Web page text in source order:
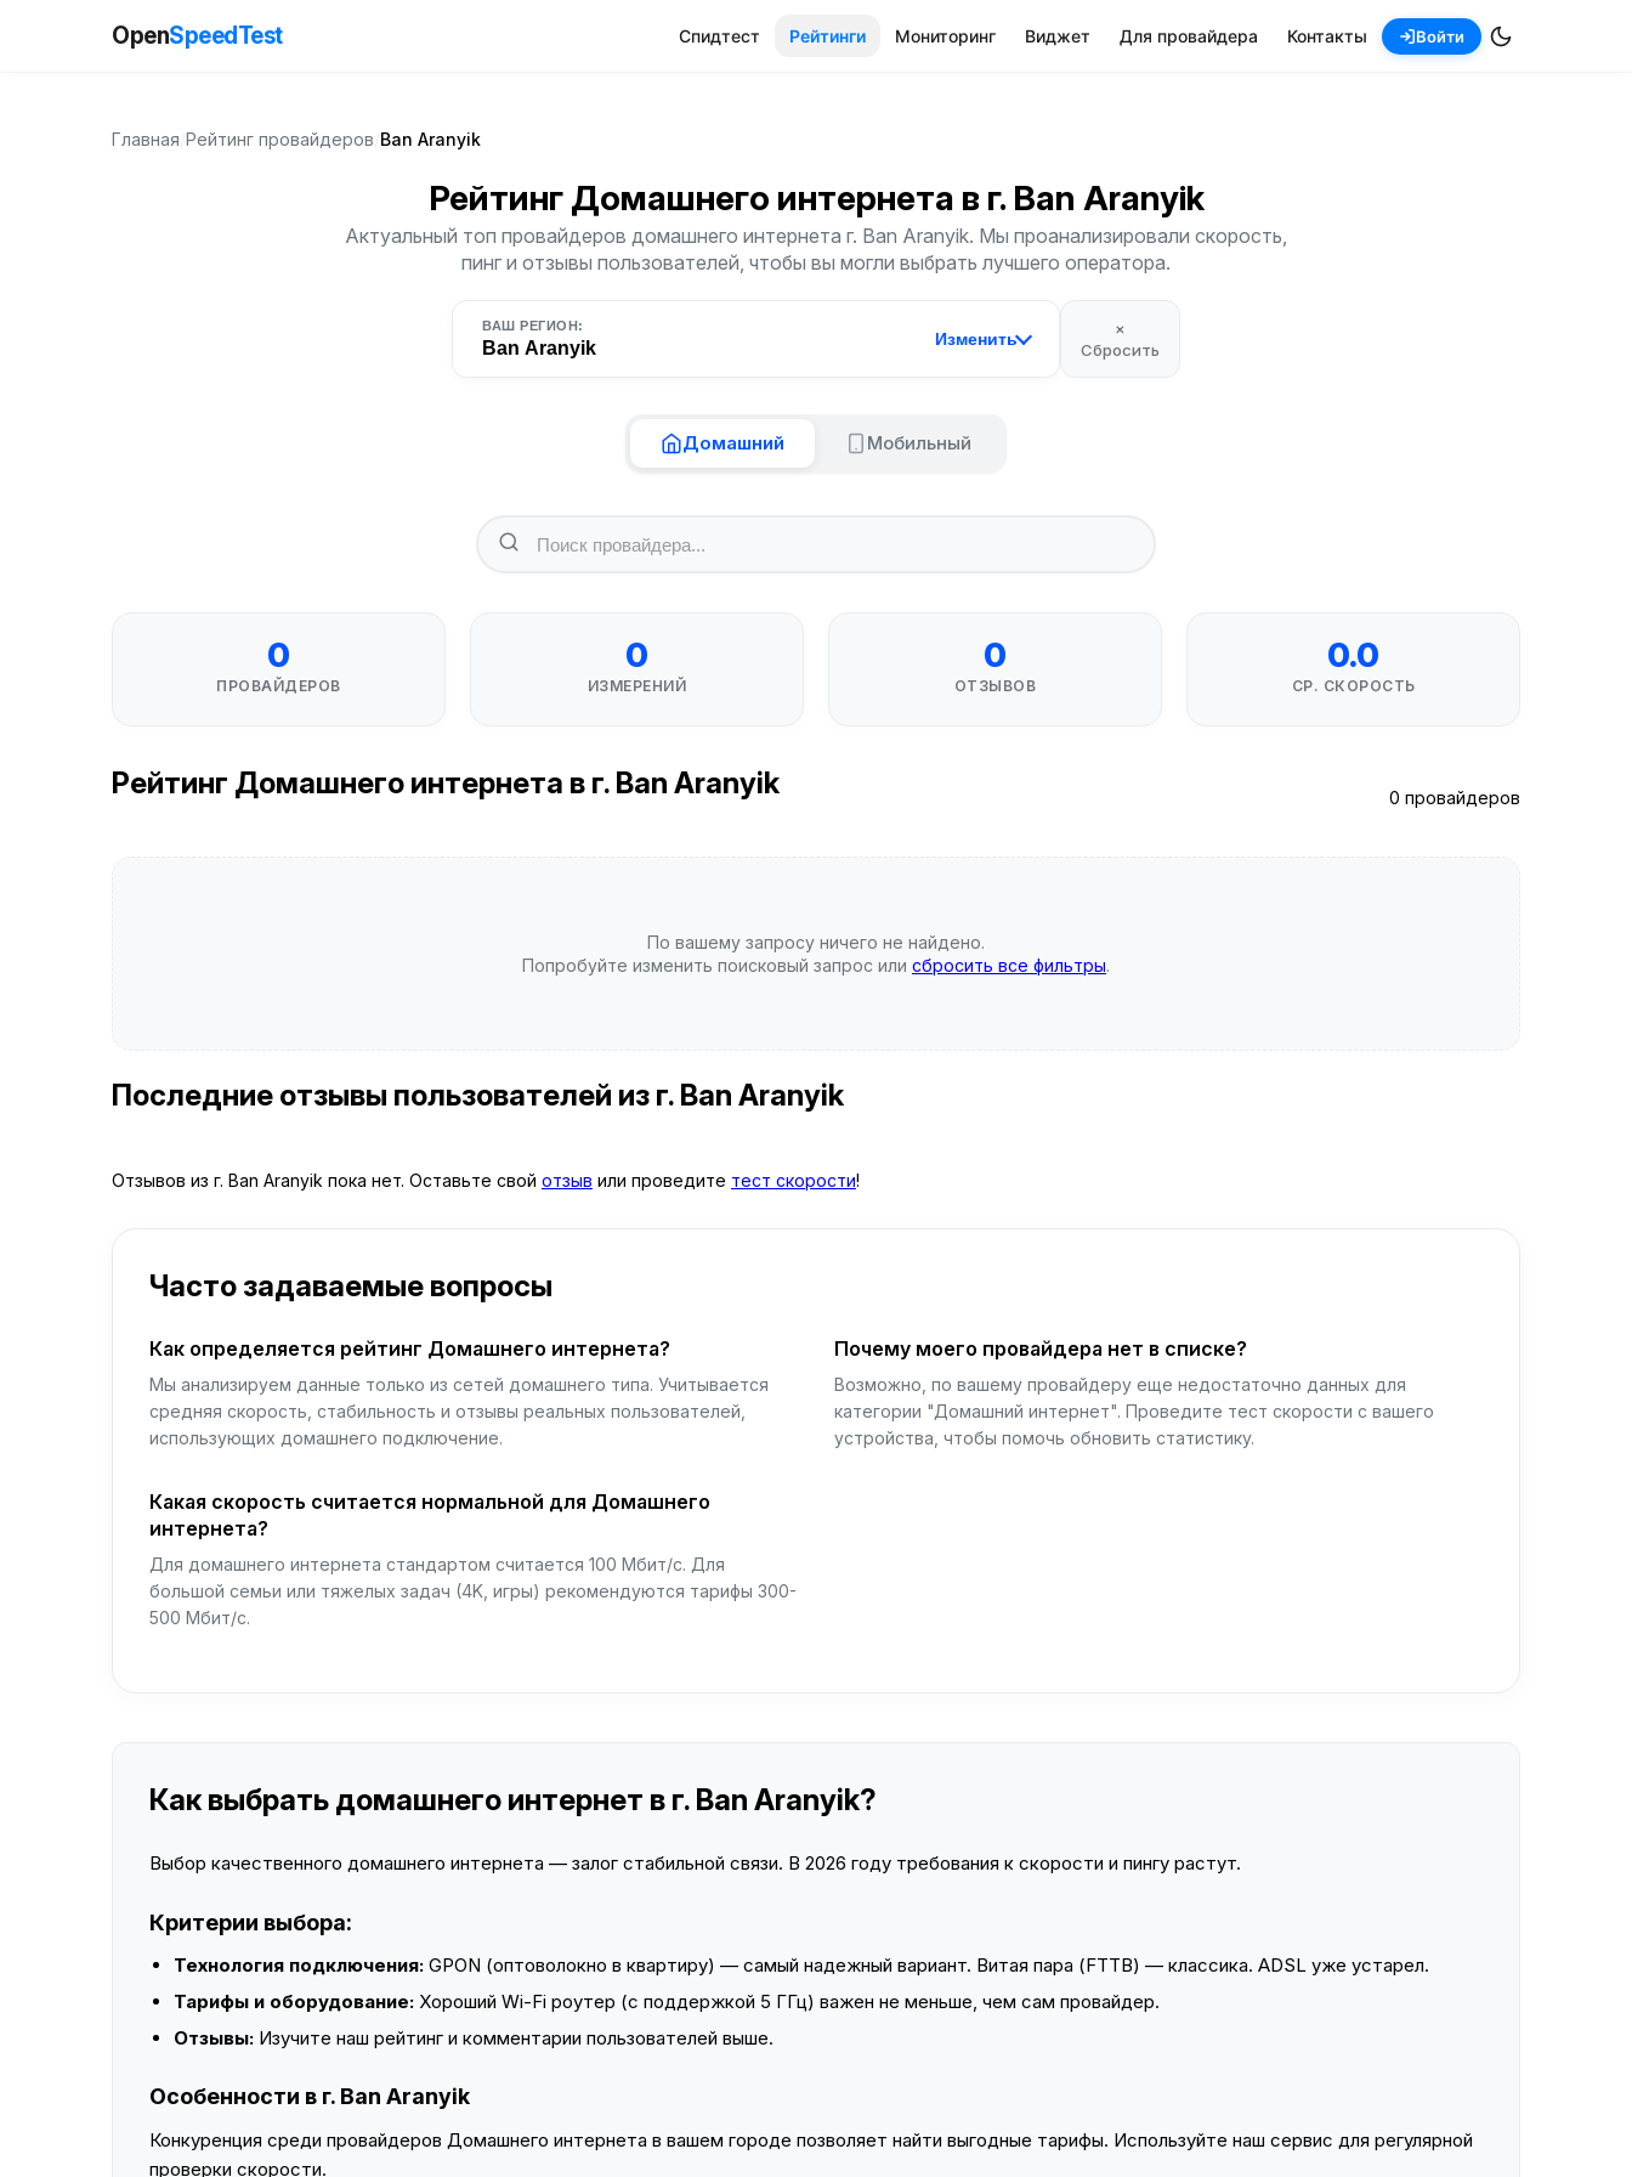
OpenSpeedTest Спидтест Рейтинги Мониторинг Виджет Для провайдера Контакты Войти
Главная Рейтинг провайдеров Ban Aranyik
Рейтинг Домашнего интернета в г. Ban Aranyik
Актуальный топ провайдеров домашнего интернета г. Ban Aranyik. Мы проанализировали скорость,
пинг и отзывы пользователей, чтобы вы могли выбрать лучшего оператора.
ВАШ РЕГИОН:
Ban Aranyik Изменить
×
Сбросить
Домашний Мобильный
0
ПРОВАЙДЕРОВ
0
ИЗМЕРЕНИЙ
0
ОТЗЫВОВ
0.0
СР. СКОРОСТЬ
Рейтинг Домашнего интернета в г. Ban Aranyik 0 провайдеров
По вашему запросу ничего не найдено.
Попробуйте изменить поисковый запрос или сбросить все фильтры.
Последние отзывы пользователей из г. Ban Aranyik
Отзывов из г. Ban Aranyik пока нет. Оставьте свой отзыв или проведите тест скорости!
Часто задаваемые вопросы
Как определяется рейтинг Домашнего интернета?
Мы анализируем данные только из сетей домашнего типа. Учитывается
средняя скорость, стабильность и отзывы реальных пользователей,
использующих домашнего подключение.
Почему моего провайдера нет в списке?
Возможно, по вашему провайдеру еще недостаточно данных для
категории "Домашний интернет". Проведите тест скорости с вашего
устройства, чтобы помочь обновить статистику.
Какая скорость считается нормальной для Домашнего
интернета?
Для домашнего интернета стандартом считается 100 Мбит/с. Для
большой семьи или тяжелых задач (4K, игры) рекомендуются тарифы 300-
500 Мбит/с.
Как выбрать домашнего интернет в г. Ban Aranyik?
Выбор качественного домашнего интернета — залог стабильной связи. В 2026 году требования к скорости и пингу растут.
Критерии выбора:
Технология подключения: GPON (оптоволокно в квартиру) — самый надежный вариант. Витая пара (FTTB) — классика. ADSL уже устарел.
Тарифы и оборудование: Хороший Wi-Fi роутер (с поддержкой 5 ГГц) важен не меньше, чем сам провайдер.
Отзывы: Изучите наш рейтинг и комментарии пользователей выше.
Особенности в г. Ban Aranyik
Конкуренция среди провайдеров Домашнего интернета в вашем городе позволяет найти выгодные тарифы. Используйте наш сервис для регулярной
проверки скорости.